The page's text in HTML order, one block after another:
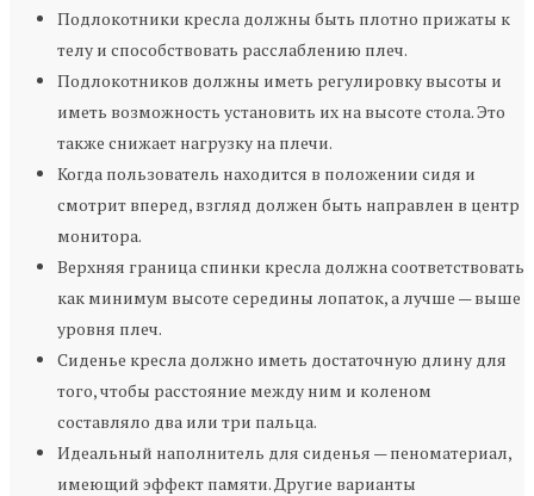
Подлокотники кресла должны быть плотно прижаты к
телу и способствовать расслаблению плеч.
Подлокотников должны иметь регулировку высоты и
иметь возможность установить их на высоте стола. Это
также снижает нагрузку на плечи.
Когда пользователь находится в положении сидя и
смотрит вперед, взгляд должен быть направлен в центр
монитора.
Верхняя граница спинки кресла должна соответствовать
как минимум высоте середины лопаток, а лучше — выше
уровня плеч.
Сиденье кресла должно иметь достаточную длину для
того, чтобы расстояние между ним и коленом
составляло два или три пальца.
Идеальный наполнитель для сиденья — пеноматериал,
имеющий эффект памяти. Другие варианты